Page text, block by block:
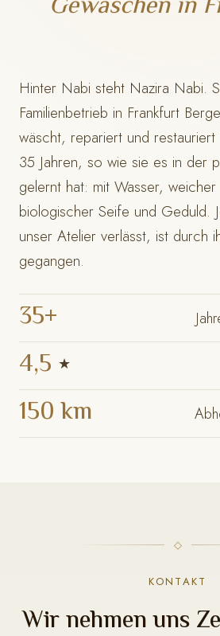
Hinter Nabi steht Nazira Nabi.
Familienbetrieb in Frankfurt
wäscht, repariert und
35 Jahren, so wie sie es in der
gelernt hat: mit Wasser, weicher
biologischer Seife und Geduld.
unser Atelier verlässt, ist durch
gegangen.
35+
4,5 ★
150 km
KONTAKT
Wir nehmen uns